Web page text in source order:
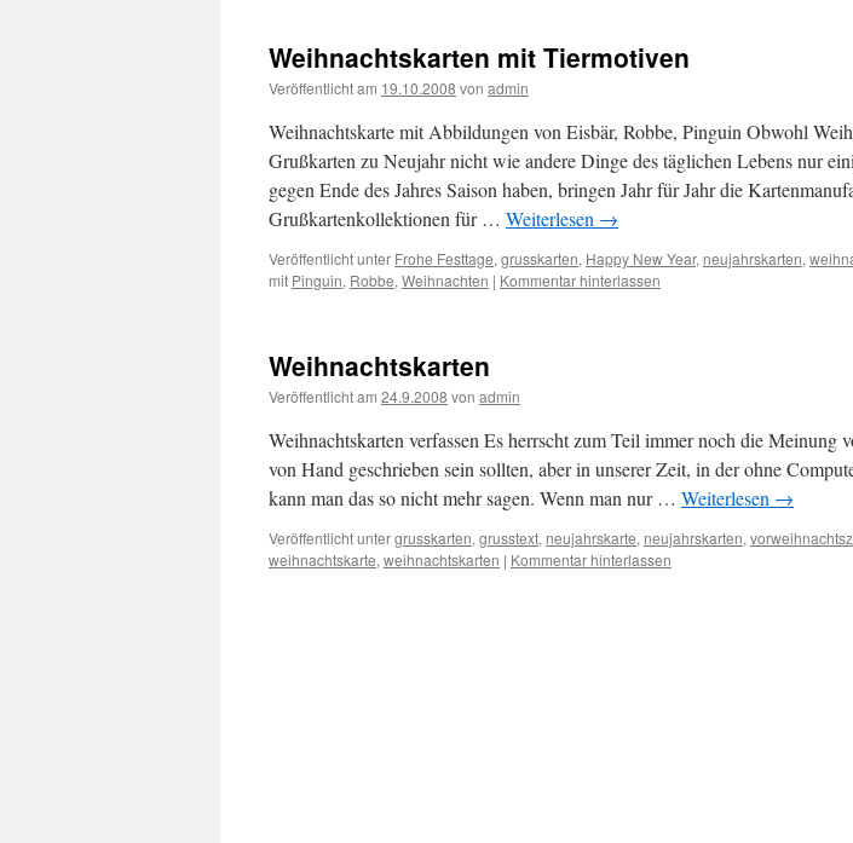
Weihnachtskarten mit Tiermotiven
Veröffentlicht am 19.10.2008 von admin
Weihnachtskarte mit Abbildungen von Eisbär, Robbe, Pinguin Obwohl
Grußkarten zu Neujahr nicht wie andere Dinge des täglichen Lebens nur
gegen Ende des Jahres Saison haben, bringen Jahr für Jahr die
Grußkartenkollektionen für … Weiterlesen →
Veröffentlicht unter Frohe Festtage, grusskarten, Happy New Year, neujahrskarten,
mit Pinguin, Robbe, Weihnachten | Kommentar hinterlassen
Weihnachtskarten
Veröffentlicht am 24.9.2008 von admin
Weihnachtskarten verfassen Es herrscht zum Teil immer noch die Meinung
von Hand geschrieben sein sollten, aber in unserer Zeit, in der ohne
kann man das so nicht mehr sagen. Wenn man nur … Weiterlesen →
Veröffentlicht untergrusskarten, grusstext, neujahrskarte, neujahrskarten,
weihnachtskarte, weihnachtskarten | Kommentar hinterlassen